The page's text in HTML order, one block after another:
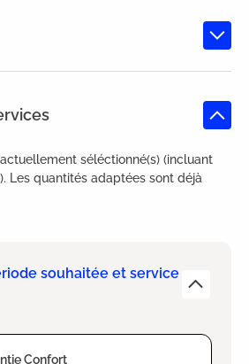
actuellement séléctionné(s) (incluant
Les quantités adaptées sont déjà
souhaitée et service
Confort